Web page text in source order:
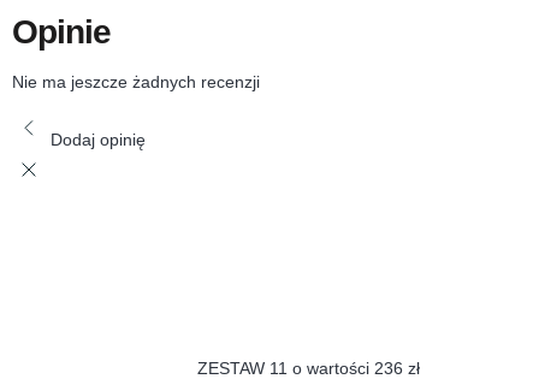
Opinie
Nie ma jeszcze żadnych recenzji
Dodaj opinię
ZESTAW 11 o wartości 236 zł